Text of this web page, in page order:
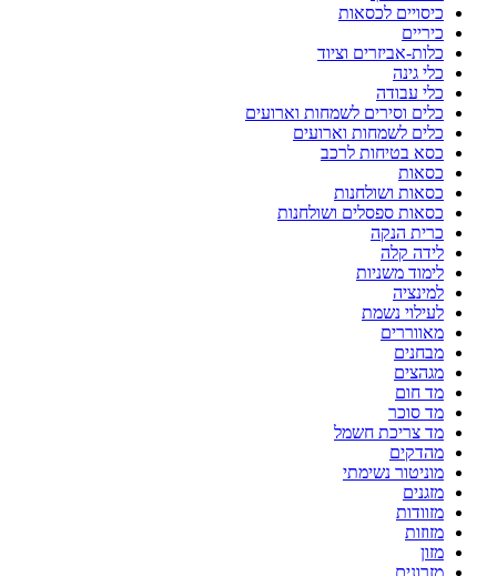
כיסויים לכסאות
כיריים
כלות-אביזרים וציוד
כלי גינה
כלי עבודה
כלים וסירים לשמחות וארועים
כלים לשמחות וארועים
כסא בטיחות לרכב
כסאות
כסאות ושולחנות
כסאות ספסלים ושולחנות
כרית הנקה
לידה קלה
לימוד משניות
למינציה
לעילוי נשמת
מאווררים
מבחנים
מגהצים
מד חום
מד סוכר
מד צריכת חשמל
מהדקים
מוניטור נשימתי
מזגנים
מזוודות
מזוזות
מזון
מזרונים